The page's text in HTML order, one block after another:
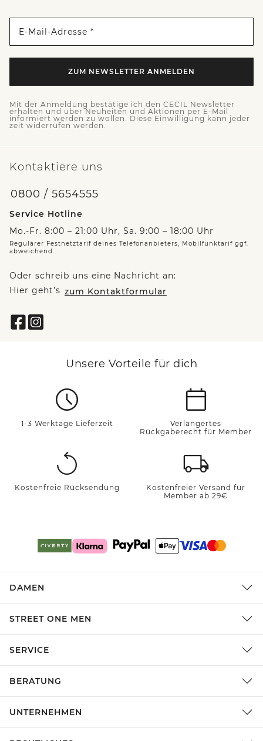
E-Mail-Adresse *
ZUM NEWSLETTER ANMELDEN
Mit der Anmeldung bestätige ich den CECIL Newsletter
erhalten und über Neuheiten und Aktionen per E-Mail
informiert werden zu wollen. Diese Einwilligung kann jeder
zeit widerrufen werden.
Kontaktiere uns
0800 / 5654555
Service Hotline
Mo.-Fr. 8:00 – 21:00 Uhr, Sa. 9:00 – 18:00 Uhr
Regulärer Festnetztarif deines Telefonanbieters, Mobilfunktarif ggf.
abweichend.
Oder schreib uns eine Nachricht an:
Hier geht’s zum Kontaktformular
Unsere Vorteile für dich
1-3 Werktage Lieferzeit
Verlängertes
Rückgaberecht für Member
Kostenfreie Rücksendung
Kostenfreier Versand für
Member ab 29€
DAMEN
STREET ONE MEN
SERVICE
BERATUNG
UNTERNEHMEN